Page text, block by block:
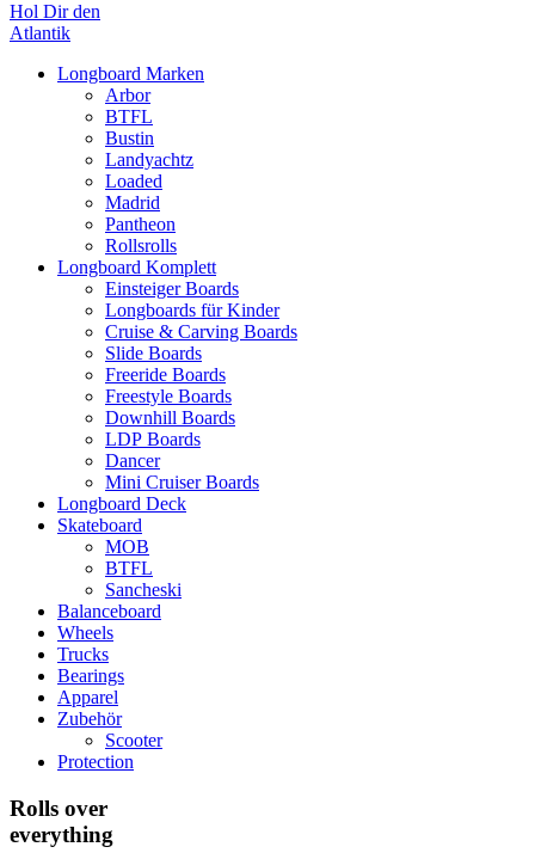
Hol Dir den
Atlantik
Longboard Marken
Arbor
BTFL
Bustin
Landyachtz
Loaded
Madrid
Pantheon
Rollsrolls
Longboard Komplett
Einsteiger Boards
Longboards für Kinder
Cruise & Carving Boards
Slide Boards
Freeride Boards
Freestyle Boards
Downhill Boards
LDP Boards
Dancer
Mini Cruiser Boards
Longboard Deck
Skateboard
MOB
BTFL
Sancheski
Balanceboard
Wheels
Trucks
Bearings
Apparel
Zubehör
Scooter
Protection
Rolls over
everything